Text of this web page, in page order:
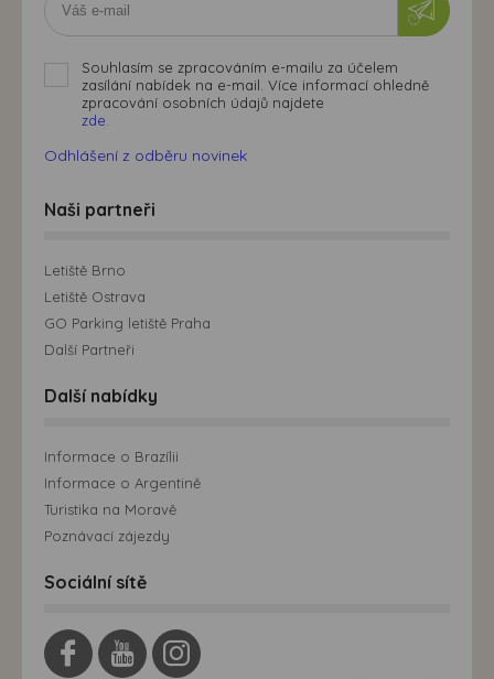
Souhlasím se zpracováním e-mailu za účelem
zasílání nabídek na e-mail. Více informací ohledně
zpracování osobních údajů najdete
zde.
Odhlášení z odběru novinek
Naši partneři
Letiště Brno
Letiště Ostrava
GO Parking letiště Praha
Další Partneři
Další nabídky
Informace o Brazílii
Informace o Argentině
Turistika na Moravě
Poznávací zájezdy
Sociální sítě